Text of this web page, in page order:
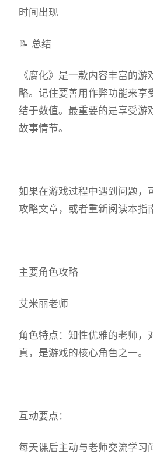
时间出现
📝 总结
《腐化》是一款内容丰富的
略。记住要善用作弊功能来享
结于数值。最重要的是享受游
故事情节。
如果在游戏过程中遇到问题，
攻略文章，或者重新阅读本指
主要角色攻略
艾米丽老师
角色特点：知性优雅的老师，
真，是游戏的核心角色之一。
互动要点：
每天课后主动与老师交流学习